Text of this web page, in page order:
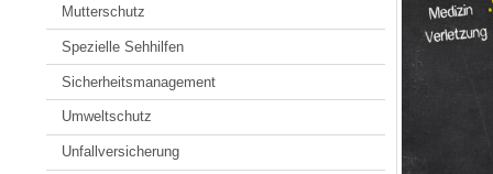
Mutterschutz
Spezielle Sehhilfen
Sicherheitsmanagement
Umweltschutz
Unfallversicherung